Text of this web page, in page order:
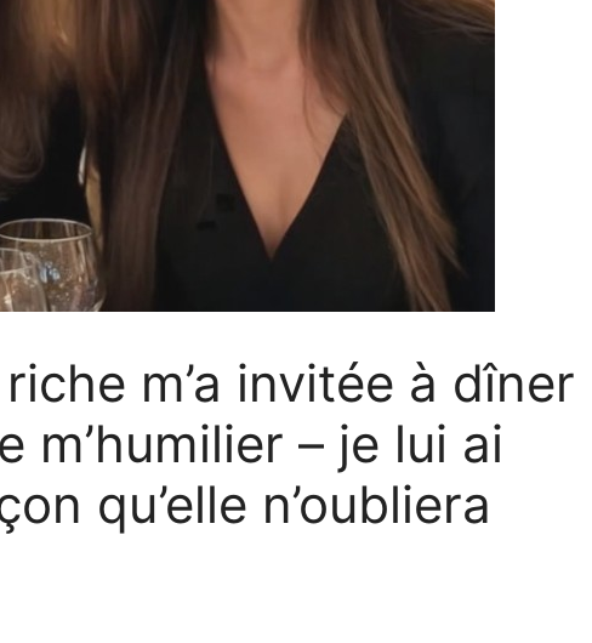
m’a invitée à dîner
m’humilier – je lui ai
qu’elle n’oubliera